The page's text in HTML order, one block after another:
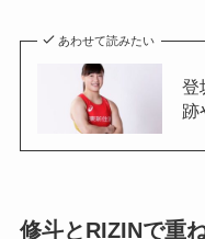
あわせて読みたい
登
跡
修斗とRIZINで重